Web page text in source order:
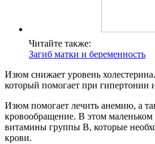
Читайте также:
Загиб матки и беременность
Изюм снижает уровень
который помогает при гипертонии
Изюм помогает лечить анемию, а
кровообращение. В этом маленьком
витамины группы B, которые
крови.